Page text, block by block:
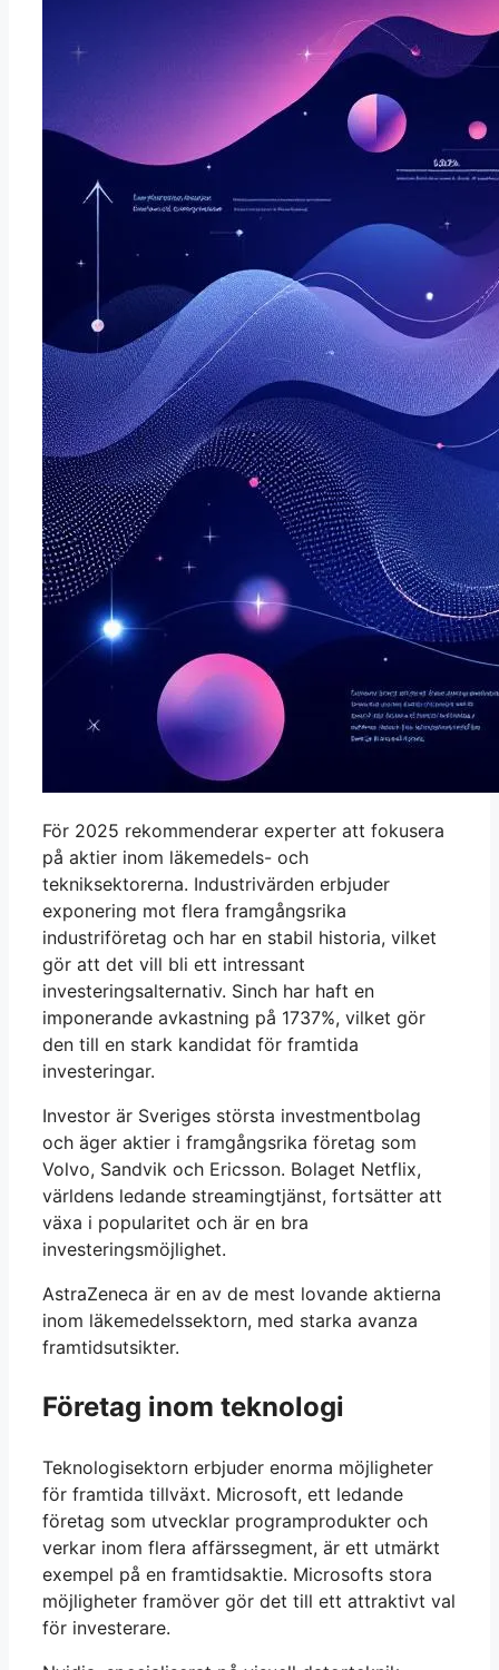
För 2025 rekommenderar experter att fokusera
på aktier inom läkemedels- och
tekniksektorerna. Industrivärden erbjuder
exponering mot flera framgångsrika
industriföretag och har en stabil historia, vilket
gör att det vill bli ett intressant
investeringsalternativ. Sinch har haft en
imponerande avkastning på 1737%, vilket gör
den till en stark kandidat för framtida
investeringar.
Investor är Sveriges största investmentbolag
och äger aktier i framgångsrika företag som
Volvo, Sandvik och Ericsson. Bolaget Netflix,
världens ledande streamingtjänst, fortsätter att
växa i popularitet och är en bra
investeringsmöjlighet.
AstraZeneca är en av de mest lovande aktierna
inom läkemedelssektorn, med starka avanza
framtidsutsikter.
Företag inom teknologi
Teknologisektorn erbjuder enorma möjligheter
för framtida tillväxt. Microsoft, ett ledande
företag som utvecklar programprodukter och
verkar inom flera affärssegment, är ett utmärkt
exempel på en framtidsaktie. Microsofts stora
möjligheter framöver gör det till ett attraktivt val
för investerare.